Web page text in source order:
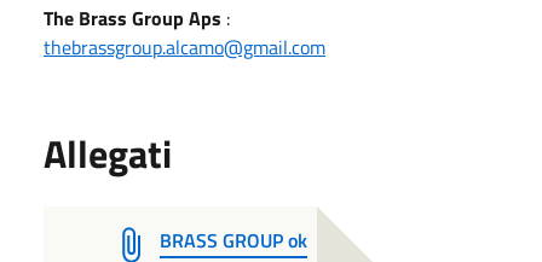
The Brass Group Aps :
thebrassgroup.alcamo@gmail.com
Allegati
BRASS GROUP ok